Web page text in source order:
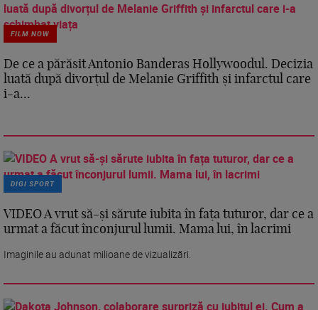
FILM NOW
De ce a părăsit Antonio Banderas Hollywoodul. Decizia
luată după divorțul de Melanie Griffith și infarctul care
i-a...
DIGI SPORT
VIDEO A vrut să-și sărute iubita în fața tuturor, dar ce a
urmat a făcut înconjurul lumii. Mama lui, în lacrimi
Imaginile au adunat milioane de vizualizări.